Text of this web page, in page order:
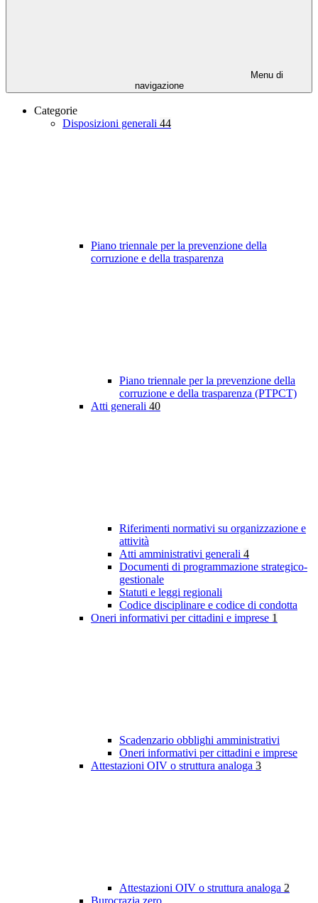
Menu di
navigazione
Categorie
Disposizioni generali 44
Piano triennale per la prevenzione della
corruzione e della trasparenza
Piano triennale per la prevenzione della
corruzione e della trasparenza (PTPCT)
Atti generali 40
Riferimenti normativi su organizzazione e
attività
Atti amministrativi generali 4
Documenti di programmazione strategico-
gestionale
Statuti e leggi regionali
Codice disciplinare e codice di condotta
Oneri informativi per cittadini e imprese 1
Scadenzario obblighi amministrativi
Oneri informativi per cittadini e imprese
Attestazioni OIV o struttura analoga 3
Attestazioni OIV o struttura analoga 2